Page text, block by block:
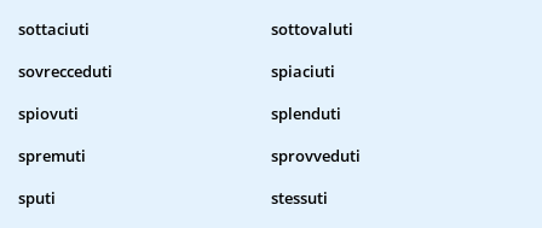
sottaciuti
sottovaluti
sovrecceduti
spiaciuti
spiovuti
splenduti
spremuti
sprovveduti
sputi
stessuti